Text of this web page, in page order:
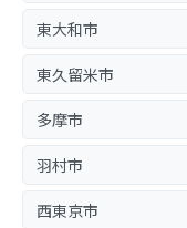
東大和市
東久留米市
多摩市
羽村市
西東京市